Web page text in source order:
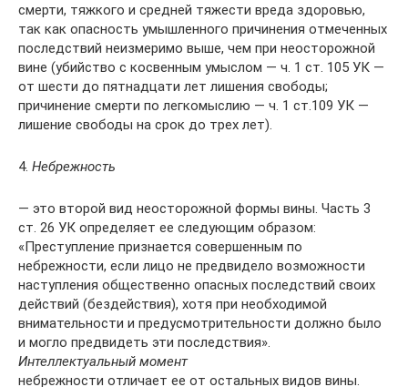
смерти, тяжкого и средней тяжести вреда здоровью,
так как опасность умышленного причинения отмеченных
последствий неизмеримо выше, чем при неосторожной
вине (убийство с косвенным умыслом — ч. 1 ст. 105 УК —
от шести до пятнадцати лет лишения свободы;
причинение смерти по легкомыслию — ч. 1 ст.109 УК —
лишение свободы на срок до трех лет).
4. Небрежность
— это второй вид неосторожной формы вины. Часть 3
ст. 26 УК определяет ее следующим образом:
«Преступление признается совершенным по
небрежности, если лицо не предвидело возможности
наступления общественно опасных последствий своих
действий (бездействия), хотя при необходимой
внимательности и предусмотрительности должно было
и могло предвидеть эти последствия».
Интеллектуальный момент
небрежности отличает ее от остальных видов вины.